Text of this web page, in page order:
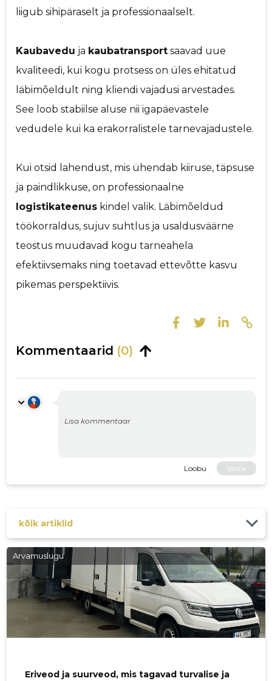
liigub sihipäraselt ja professionaalselt.
Kaubavedu ja kaubatransport saavad uue
kvaliteedi, kui kogu protsess on üles ehitatud
läbimõeldult ning kliendi vajadusi arvestades.
See loob stabiilse aluse nii igapäevastele
vedudele kui ka erakorralistele tarnevajadustele.
Kui otsid lahendust, mis ühendab kiiruse, täpsuse
ja paindlikkuse, on professionaalne
logistikateenus kindel valik. Läbimõeldud
töökorraldus, sujuv suhtlus ja usaldusväärne
teostus muudavad kogu tarneahela
efektiivsemaks ning toetavad ettevõtte kasvu
pikemas perspektiivis.
Kommentaarid (0)
Loobu Vasta
kõik artiklid
Arvamuslugu
Eriveod ja suurveod, mis tagavad turvalise ja